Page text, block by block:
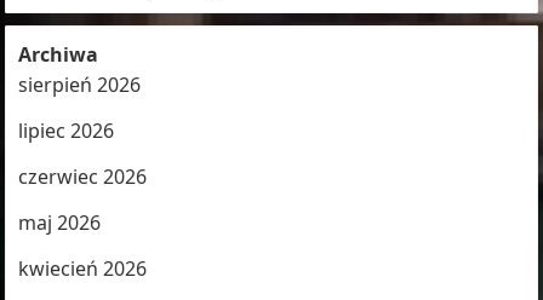
Archiwa
sierpień 2026
lipiec 2026
czerwiec 2026
maj 2026
kwiecień 2026